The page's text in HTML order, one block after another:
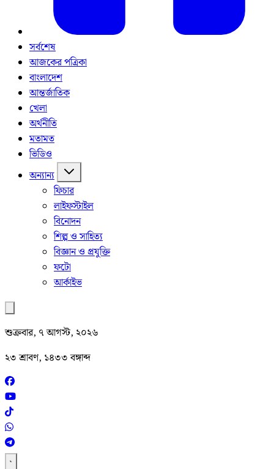
সর্বশেষ
আজকের পত্রিকা
বাংলাদেশ
আন্তর্জাতিক
খেলা
অর্থনীতি
মতামত
ভিডিও
অন্যান্য
ফিচার
লাইফস্টাইল
বিনোদন
শিল্প ও সাহিত্য
বিজ্ঞান ও প্রযুক্তি
ফটো
আর্কাইভ
শুক্রবার, ৭ আগস্ট, ২০২৬
২৩ শ্রাবণ, ১৪৩৩ বঙ্গাব্দ